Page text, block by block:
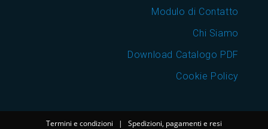
Modulo di Contatto
Chi Siamo
Download Catalogo PDF
Cookie Policy
Termini e condizioni | Spedizioni, pagamenti e resi